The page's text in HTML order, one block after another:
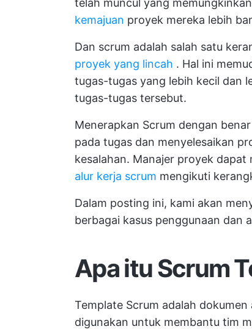
telah muncul yang
kemajuan proyek mereka lebih
Dan scrum adalah salah satu
proyek yang lincah . Hal ini
tugas-tugas yang lebih kecil dan
tugas-tugas tersebut.
Menerapkan Scrum dengan
pada tugas dan menyelesaikan
kesalahan. Manajer proyek
alur kerja scrum mengikuti
Dalam posting ini, kami akan
berbagai kasus penggunaan dan
Apa itu Scrum
Template Scrum adalah
digunakan untuk membantu tim